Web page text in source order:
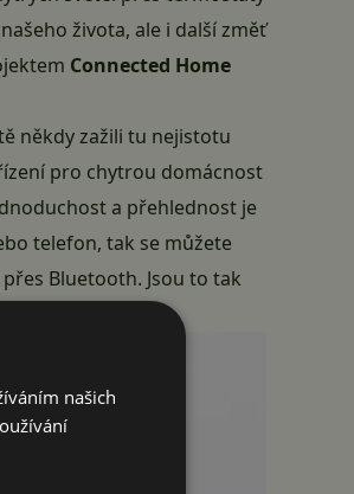
života, ale i další změť
Connected Home
někdy zažili tu nejistotu
pro chytrou domácnost
a přehlednost je
telefon, tak se můžete
Bluetooth. Jsou to tak
našich